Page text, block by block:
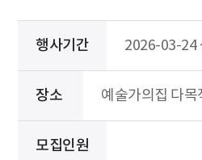
행사기간 2026-03-24
장소 예술가의집 다목
모집인원